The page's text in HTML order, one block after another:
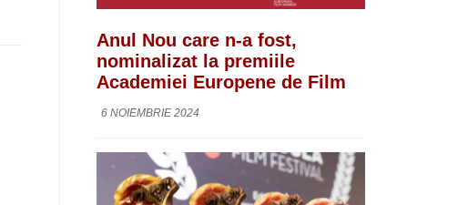
Anul Nou care n-a fost,
nominalizat la premiile
Academiei Europene de Film
6 NOIEMBRIE 2024